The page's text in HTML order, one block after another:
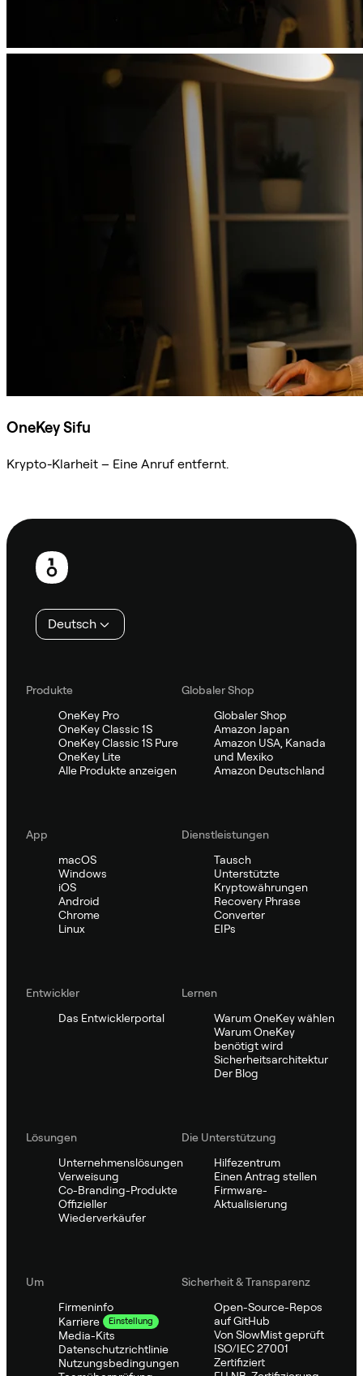
OneKey Sifu
Krypto-Klarheit – Eine Anruf entfernt.
Fußzeile
Deutsch
Produkte
OneKey Pro
OneKey Classic 1S
OneKey Classic 1S Pure
OneKey Lite
Alle Produkte anzeigen
Globaler Shop
Globaler Shop
Amazon Japan
Amazon USA, Kanada
und Mexiko
Amazon Deutschland
App
macOS
Windows
iOS
Android
Chrome
Linux
Dienstleistungen
Tausch
Unterstützte
Kryptowährungen
Recovery Phrase
Converter
EIPs
Entwickler
Das Entwicklerportal
Lernen
Warum OneKey wählen
Warum OneKey
benötigt wird
Sicherheitsarchitektur
Der Blog
Lösungen
Unternehmenslösungen
Verweisung
Co-Branding-Produkte
Offizieller
Wiederverkäufer
Die Unterstützung
Hilfezentrum
Einen Antrag stellen
Firmware-
Aktualisierung
Um
Firmeninfo
Karriere
Einstellung
Media-Kits
Datenschutzrichtlinie
Nutzungsbedingungen
Sicherheit & Transparenz
Open-Source-Repos
auf GitHub
Von SlowMist geprüft
ISO/IEC 27001
Zertifiziert